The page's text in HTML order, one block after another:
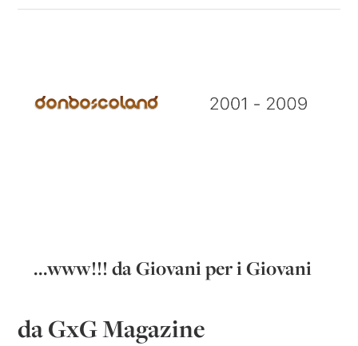
...www!!! da Giovani per i Giovani
da GxG Magazine